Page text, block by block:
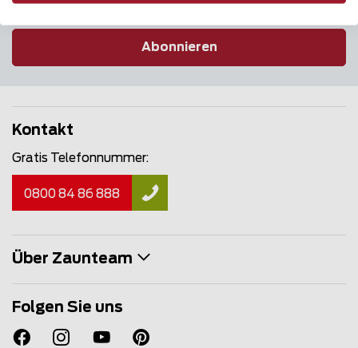
Abonnieren
Kontakt
Gratis Telefonnummer:
0800 84 86 888
Über Zaunteam
Folgen Sie uns